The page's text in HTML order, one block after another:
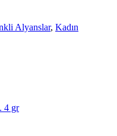
Alyanslar, Kadın